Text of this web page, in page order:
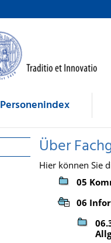
Personenindex
Über
Hier können Sie
05
06